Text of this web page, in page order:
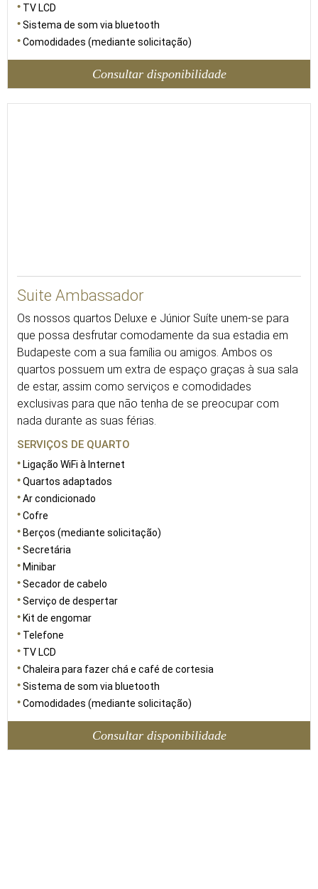
TV LCD
Sistema de som via bluetooth
Comodidades (mediante solicitação)
Consultar disponibilidade
Suite Ambassador
Os nossos quartos Deluxe e Júnior Suíte unem-se para
que possa desfrutar comodamente da sua estadia em
Budapeste com a sua família ou amigos. Ambos os
quartos possuem um extra de espaço graças à sua sala
de estar, assim como serviços e comodidades
exclusivas para que não tenha de se preocupar com
nada durante as suas férias.
SERVIÇOS DE QUARTO
Ligação WiFi à Internet
Quartos adaptados
Ar condicionado
Cofre
Berços (mediante solicitação)
Secretária
Minibar
Secador de cabelo
Serviço de despertar
Kit de engomar
Telefone
TV LCD
Chaleira para fazer chá e café de cortesia
Sistema de som via bluetooth
Comodidades (mediante solicitação)
Consultar disponibilidade